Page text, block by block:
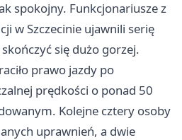
spokojny. Funkcjonariusze z
w Szczecinie ujawnili serię
się dużo gorzej.
prawo jazdy po
prędkości o ponad 50
Kolejne cztery osoby
uprawnień, a dwie